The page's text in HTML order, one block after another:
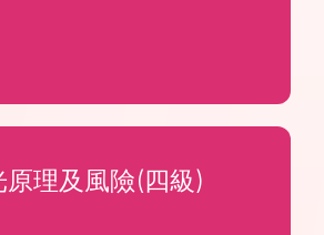
理及風險(四級)